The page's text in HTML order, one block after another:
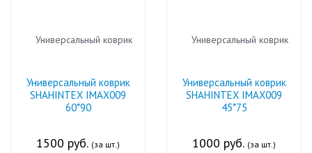
Универсальный коврик
SHAHINTEX IMAX009
60*90
1500 руб. (за шт.)
Универсальный коврик
SHAHINTEX IMAX009
45*75
1000 руб. (за шт.)